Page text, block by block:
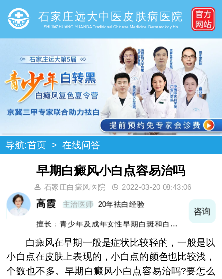
石家庄远大中医皮肤病医院
SHIJIAZHUANG YUANDA Traditional Chinese Medicine Dermatology Ho
导航:首页 > 在线问答
早期白癜风小白点容易治吗
石家庄白癜风医院 2022-03-20 08:43:06
高霞 主治医师 20年袪白经验
擅长：青少年及成年女性早期白斑和白斑的
咨询
白癜风在早期一般是症状比较轻的，一般是以
小白点在皮肤上表现的，小白点的颜色也比较浅，
个数也不多。早期白癜风小白点容易治吗?要怎么